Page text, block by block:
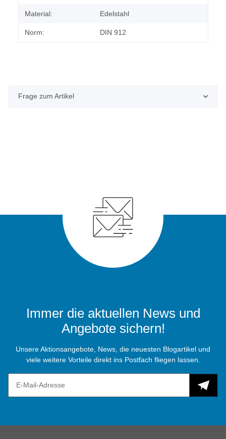
Material: Edelstahl
Norm: DIN 912
Frage zum Artikel
Immer die aktuellen News und
Angebote sichern!
Unsere Aktionsangebote, News, die neuesten Blogartikel und
viele weitere Vorteile direkt ins Postfach fliegen lassen.